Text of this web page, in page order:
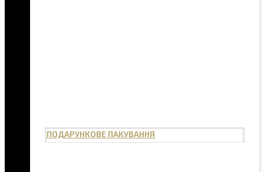
ПОДАРУНКОВЕ ПАКУВАННЯ